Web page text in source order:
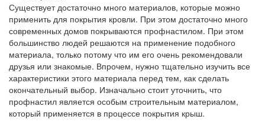
Существует достаточно много материалов, которые можно
применить для покрытия кровли. При этом достаточно много
современных домов покрываются профнастилом. При этом
большинство людей решаются на применение подобного
материала, только потому что им его очень рекомендовали
друзья или знакомые. Впрочем, нужно тщательно изучить все
характеристики этого материала перед тем, как сделать
окончательный выбор. Изначально стоит уточнить, что
профнастил является особым строительным материалом,
который применяется в процессе покрытия крыш.